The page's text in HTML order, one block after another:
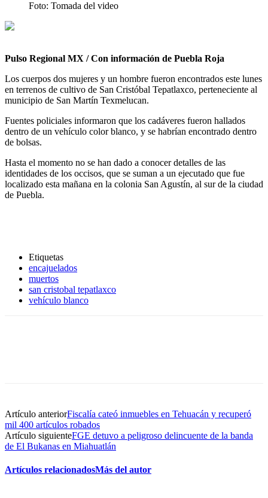
Foto: Tomada del video
Pulso Regional MX / Con información de Puebla Roja
Los cuerpos dos mujeres y un hombre fueron encontrados este lunes
en terrenos de cultivo de San Cristóbal Tepatlaxco, perteneciente al
municipio de San Martín Texmelucan.
Fuentes policiales informaron que los cadáveres fueron hallados
dentro de un vehículo color blanco, y se habrían encontrado dentro
de bolsas.
Hasta el momento no se han dado a conocer detalles de las
identidades de los occisos, que se suman a un ejecutado que fue
localizado esta mañana en la colonia San Agustín, al sur de la ciudad
de Puebla.
Etiquetas
encajuelados
muertos
san cristobal tepatlaxco
vehículo blanco
Artículo anteriorFiscalía cateó inmuebles en Tehuacán y recuperó
mil 400 artículos robados
Artículo siguienteFGE detuvo a peligroso delincuente de la banda
de El Bukanas en Miahuatlán
Artículos relacionadosMás del autor